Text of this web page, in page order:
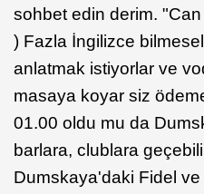
sohbet edin derim.
) Fazla İngilizce
anlatmak istiyorlar ve
masaya koyar siz
01.00 oldu mu da
barlara, clublara
Dumskaya'daki Fidel ve